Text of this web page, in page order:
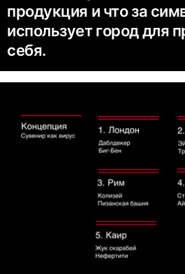
продукция и что за
использует город для
себя.